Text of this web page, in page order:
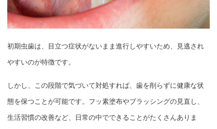
初期虫歯は、目立つ症状がないまま進行しやすいため、見逃され
やすいのが特徴です。
しかし、この段階で気づいて対処すれば、歯を削らずに健康な状
態を保つことが可能です。フッ素塗布やブラッシングの見直し、
生活習慣の改善など、日常の中でできることがたくさんありま